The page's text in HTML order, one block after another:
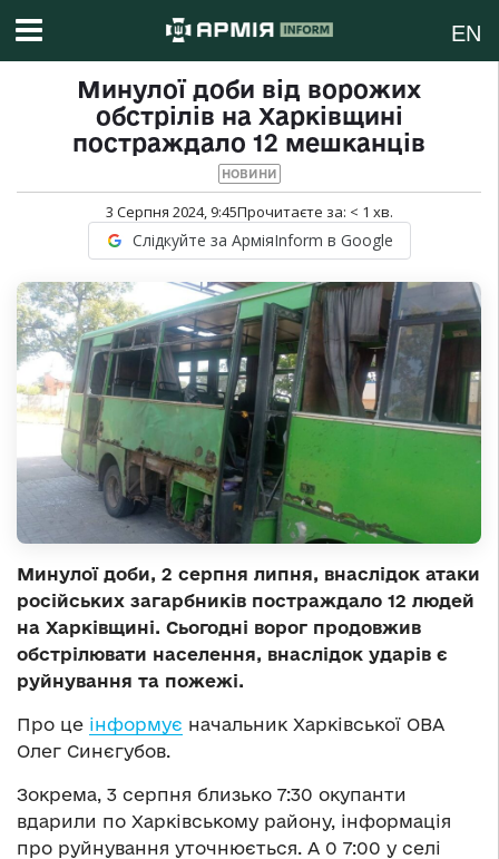
EN
Минулої доби від ворожих
обстрілів на Харківщині
постраждало 12 мешканців
НОВИНИ
3 Серпня 2024, 9:45Прочитаєте за: < 1 хв.
Слідкуйте за АрміяInform в Google
Минулої доби, 2 серпня липня, внаслідок атаки
російських загарбників постраждало 12 людей
на Харківщині. Сьогодні ворог продовжив
обстрілювати населення, внаслідок ударів є
руйнування та пожежі.
Про це інформує начальник Харківської ОВА
Олег Синєгубов.
Зокрема, 3 серпня близько 7:30 окупанти
вдарили по Харківському району, інформація
про руйнування уточнюється. А 0 7:00 у селі